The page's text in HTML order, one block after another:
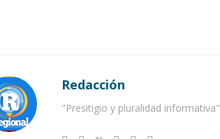
Redacción
"Presitigio y pluralidad informativa"